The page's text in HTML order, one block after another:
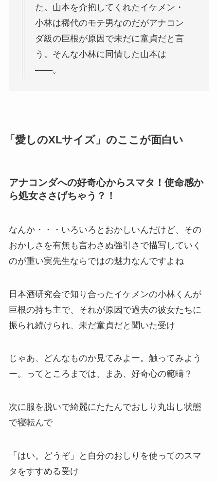
た。山本を介抱してくれたイケメン・
小林は稀代のモテ男なのだがアナコン
ダ級の巨根が原因で未だに童貞だと言
う。そんな小林に同情した山本は
――。
「愛しのXLサイズ」のここが面白い
アナコンダへの好奇心からスマタ！使命感か
ら処女ささげちゃう？！
なんか・・・いろいろとおかしいんだけど、その
おかしさを有無も言わさぬ強引さで描写していく
のが重い実先生ならではの魅力なんですよね
日本酒研究会で知り合ったイケメンの小林くんが
巨根の持ち主で、それが原因で過去の彼女たちに
振られ続けられ、未だ童貞だと聞いた受け
じゃあ、どんなものか見てみよー。触ってみよう
ー。ってところまでは、まあ、好奇心の範疇？
次に服を脱いで綺麗にたたんでおしり丸出し状態
で寝転んで
「はい。どうぞ」と自分のおしりを使ってのスマ
タをすすめる受け